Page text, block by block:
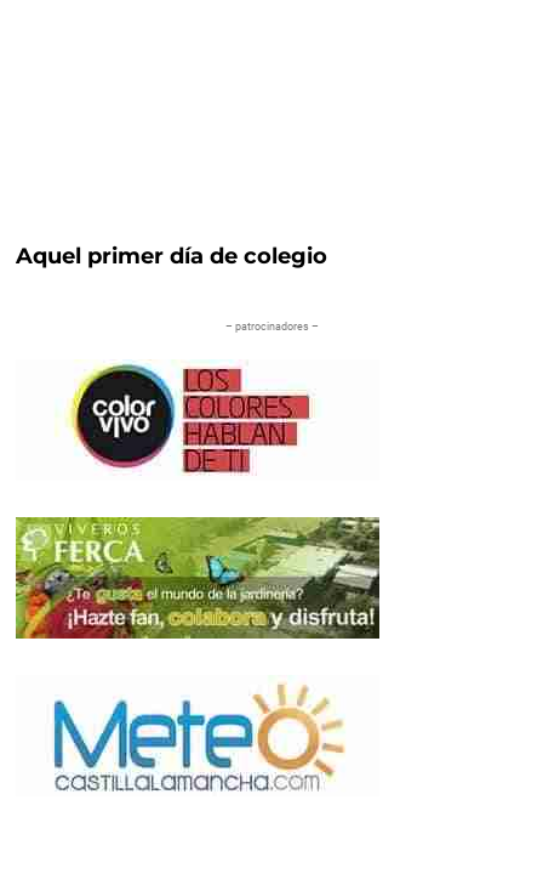
Aquel primer día de colegio
– patrocinadores –